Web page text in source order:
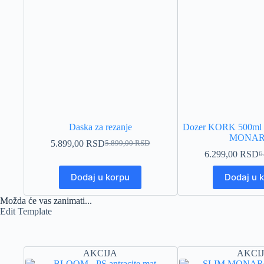
Daska za rezanje
5.899,00RSD
Originalna
je
bila:
5.899,00 RSD.
5.899,00RSDTrenutna
je:
5.899,00 RSD.
Dodaj u korpu
Dozer KORK
je
6.299,00RSD
je:
Dodaj u
Možda će vas zanimati...
Edit Template
AKCIJA